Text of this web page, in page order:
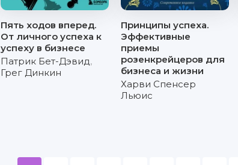
Пять ходов вперед.
От личного успеха к
успеху в бизнесе
Патрик Бет-Дэвид,
Грег Динкин
Принципы успеха.
Эффективные
приемы
розенкрейцеров для
бизнеса и жизни
Харви Спенсер
Льюис